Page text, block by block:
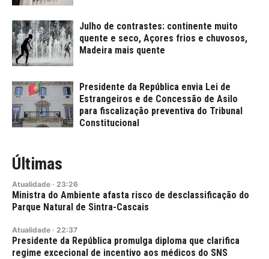
Julho de contrastes: continente muito
quente e seco, Açores frios e chuvosos,
Madeira mais quente
Presidente da República envia Lei de
Estrangeiros e de Concessão de Asilo
para fiscalização preventiva do Tribunal
Constitucional
Últimas
Atualidade · 23:26
Ministra do Ambiente afasta risco de desclassificação do
Parque Natural de Sintra-Cascais
Atualidade · 22:37
Presidente da República promulga diploma que clarifica
regime excecional de incentivo aos médicos do SNS